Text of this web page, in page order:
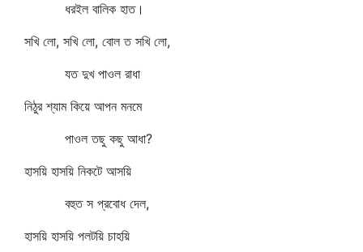
ধরইল বালিক হাত।
সখি লো, সখি লো, বোল ত সখি লো,
যত দুখ পাওল রাধা
নিঠুর শ্যাম কিয়ে আপন মনমে
পাওল তছু কছু আধা?
হাসয়ি হাসয়ি নিকটে আসয়ি
বহুত স প্রবোধ দেল,
হাসয়ি হাসয়ি পলটয়ি চাহয়ি